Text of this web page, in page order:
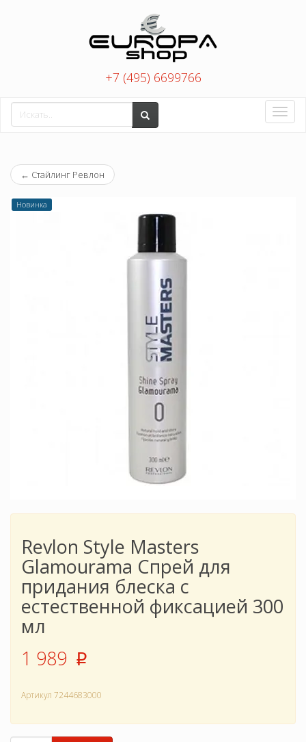
+7 (495) 6699766
Toggle
← Стайлинг Ревлон
Новинка
Revlon Style Masters
Glamourama Спрей для
придания блеска с
естественной фиксацией 300
мл
1 989 p
Артикул 7244683000